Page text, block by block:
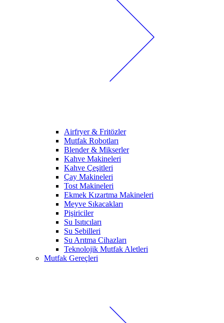
Airfryer & Fritözler
Mutfak Robotları
Blender & Mikserler
Kahve Makineleri
Kahve Çeşitleri
Çay Makineleri
Tost Makineleri
Ekmek Kızartma Makineleri
Meyve Sıkacakları
Pişiriciler
Su Isıtıcıları
Su Sebilleri
Su Arıtma Cihazları
Teknolojik Mutfak Aletleri
Mutfak Gereçleri